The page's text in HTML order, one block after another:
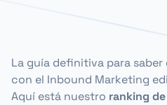
La guía definitiva para saber
con el Inbound Marketing
Aquí está nuestro ranking